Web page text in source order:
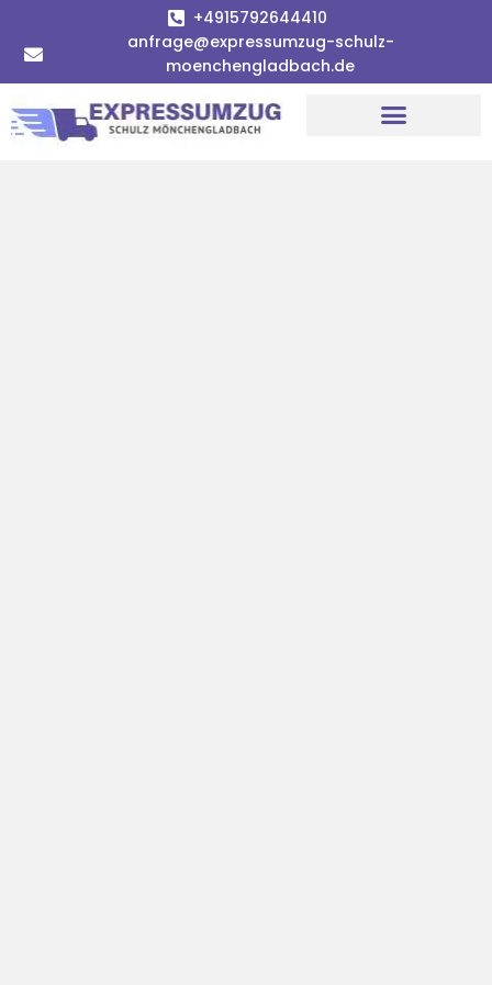
+4915792644410
anfrage@expressumzug-schulz-
moenchengladbach.de